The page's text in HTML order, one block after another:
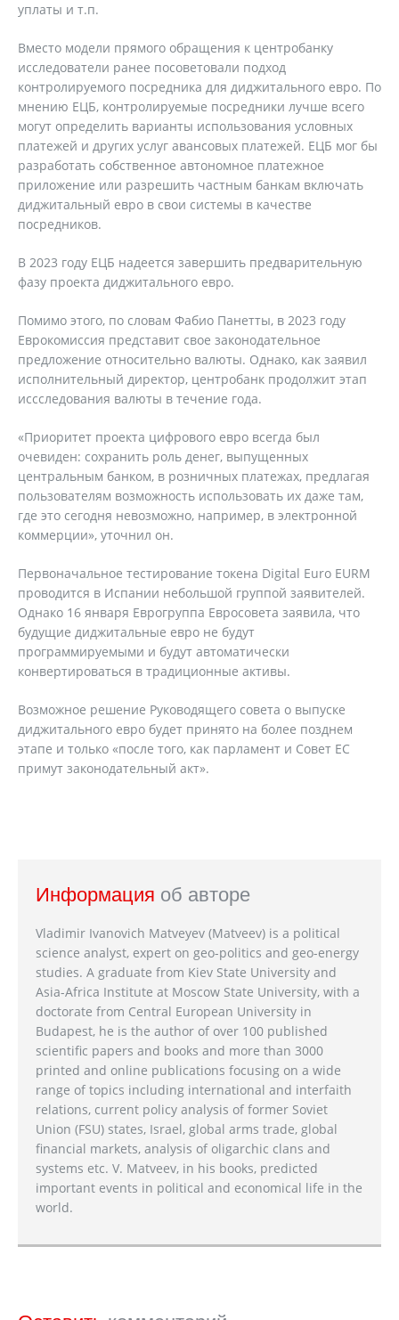
уплаты и т.п.
Вместо модели прямого обращения к центробанку
исследователи ранее посоветовали подход
контролируемого посредника для диджитального евро. По
мнению ЕЦБ, контролируемые посредники лучше всего
могут определить варианты использования условных
платежей и других услуг авансовых платежей. ЕЦБ мог бы
разработать собственное автономное платежное
приложение или разрешить частным банкам включать
диджитальный евро в свои системы в качестве
посредников.
В 2023 году ЕЦБ надеется завершить предварительную
фазу проекта диджитального евро.
Помимо этого, по словам Фабио Панетты, в 2023 году
Еврокомиссия представит свое законодательное
предложение относительно валюты. Однако, как заявил
исполнительный директор, центробанк продолжит этап
иссследования валюты в течение года.
«Приоритет проекта цифрового евро всегда был
очевиден: сохранить роль денег, выпущенных
центральным банком, в розничных платежах, предлагая
пользователям возможность использовать их даже там,
где это сегодня невозможно, например, в электронной
коммерции», уточнил он.
Первоначальное тестирование токена Digital Euro EURM
проводится в Испании небольшой группой заявителей.
Однако 16 января Еврогруппа Евросовета заявила, что
будущие диджитальные евро не будут
программируемыми и будут автоматически
конвертироваться в традиционные активы.
Возможное решение Руководящего совета о выпуске
диджитального евро будет принято на более позднем
этапе и только «после того, как парламент и Совет ЕС
примут законодательный акт».
Информация об авторе
Vladimir Ivanovich Matveyev (Matveev) is a political
science analyst, expert on geo-politics and geo-energy
studies. A graduate from Kiev State University and
Asia-Africa Institute at Moscow State University, with a
doctorate from Central European University in
Budapest, he is the author of over 100 published
scientific papers and books and more than 3000
printed and online publications focusing on a wide
range of topics including international and interfaith
relations, current policy analysis of former Soviet
Union (FSU) states, Israel, global arms trade, global
financial markets, analysis of oligarchic clans and
systems etc. V. Matveev, in his books, predicted
important events in political and economical life in the
world.